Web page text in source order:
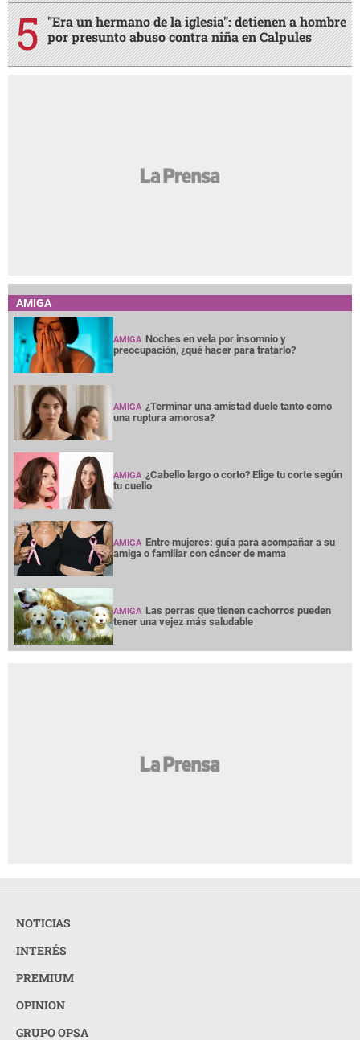
"Era un hermano de la iglesia": detienen a hombre
por presunto abuso contra niña en Calpules
AMIGA
AMIGA Noches en vela por insomnio y
preocupación, ¿qué hacer para tratarlo?
AMIGA ¿Terminar una amistad duele tanto como
una ruptura amorosa?
AMIGA ¿Cabello largo o corto? Elige tu corte según
tu cuello
AMIGA Entre mujeres: guía para acompañar a su
amiga o familiar con cáncer de mama
AMIGA Las perras que tienen cachorros pueden
tener una vejez más saludable
NOTICIAS
INTERÉS
PREMIUM
OPINION
GRUPO OPSA